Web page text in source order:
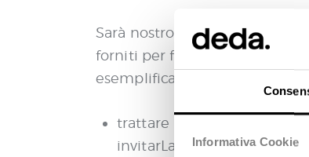
Informativa Cookie
Sarà nostro legittimo
forniti per finalità di
esemplificativo:
trattare i Suoi dati per
invitarLa agli eventi